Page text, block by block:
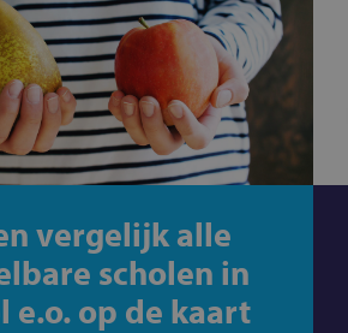
vergelijk alle
scholen in
e.o. op de kaart